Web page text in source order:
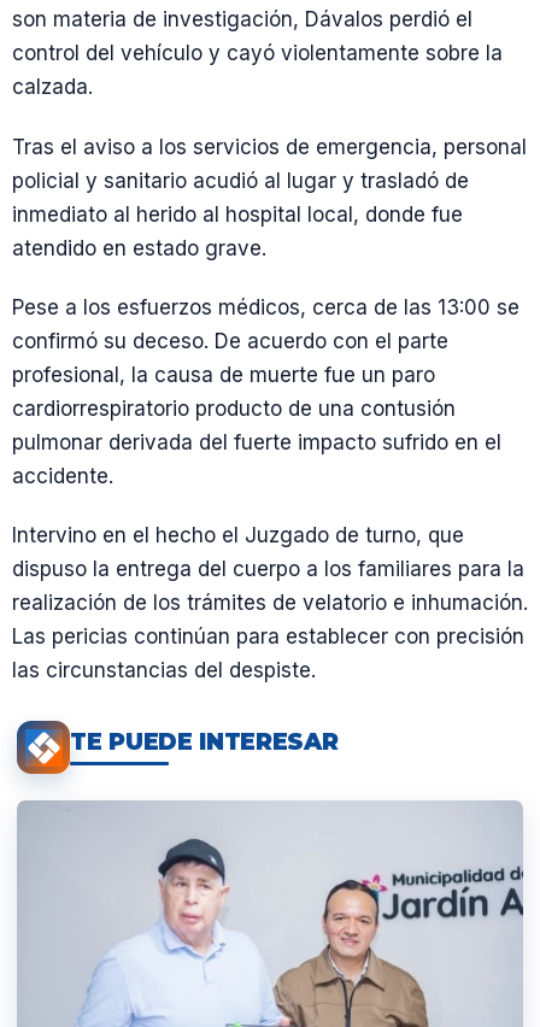
son materia de investigación, Dávalos perdió el
control del vehículo y cayó violentamente sobre la
calzada.
Tras el aviso a los servicios de emergencia, personal
policial y sanitario acudió al lugar y trasladó de
inmediato al herido al hospital local, donde fue
atendido en estado grave.
Pese a los esfuerzos médicos, cerca de las 13:00 se
confirmó su deceso. De acuerdo con el parte
profesional, la causa de muerte fue un paro
cardiorrespiratorio producto de una contusión
pulmonar derivada del fuerte impacto sufrido en el
accidente.
Intervino en el hecho el Juzgado de turno, que
dispuso la entrega del cuerpo a los familiares para la
realización de los trámites de velatorio e inhumación.
Las pericias continúan para establecer con precisión
las circunstancias del despiste.
TE PUEDE INTERESAR